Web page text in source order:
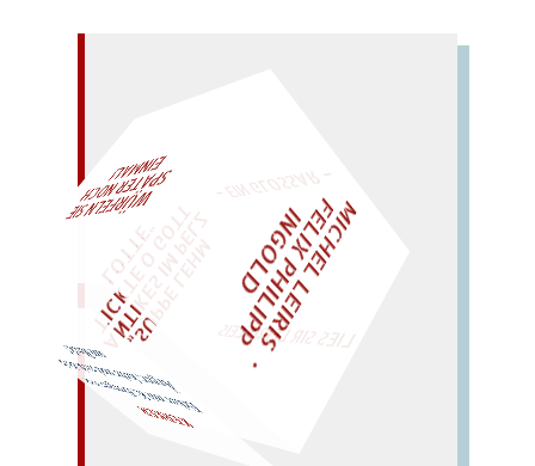
„
S
U
P
P
E
L
E
H
M
A
N
T
I
K
E
S
I
M
P
E
L
Z T
I
C
K
T
E
O
G
O
T
T L
O
T
T
E
"
KERKER
Erker
mit K; Erreger von
Ärger; kehr und reck dich
am Reck! M
I
C
H
E
L
L
E
I
R
I
S
・
F
E
L
I
X
P
H
I
L
I
P
P
I
N
G
O
L
DLIES SIR LEIRIS LEIS
AL!